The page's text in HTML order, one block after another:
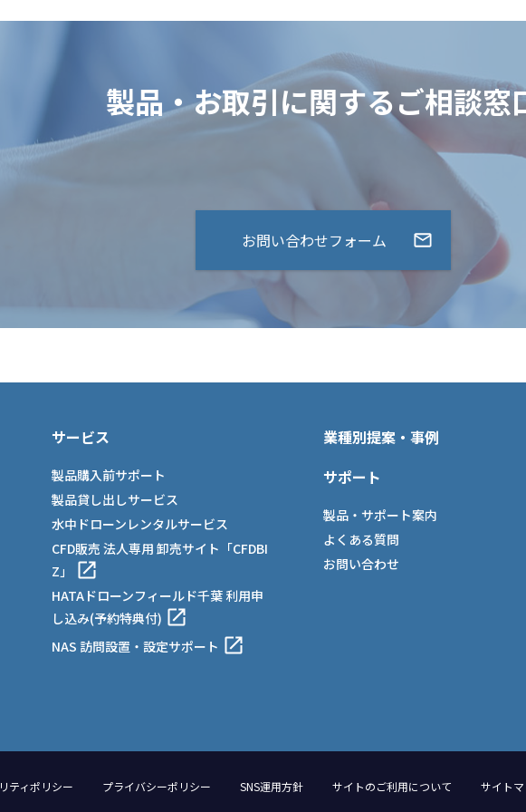
製品・お取引に関するご相談窓
お問い合わせフォーム
サービス
製品購入前サポート
製品貸し出しサービス
水中ドローンレンタルサービス
CFD販売 法人専用 卸売サイト「CFDBI
Z」
HATAドローンフィールド千葉 利用申
し込み(予約特典付)
NAS 訪問設置・設定サポート
業種別提案・事例
サポート
製品・サポート案内
よくある質問
お問い合わせ
ティポリシー プライバシーポリシー SNS運用方針 サイトのご利用について サイト